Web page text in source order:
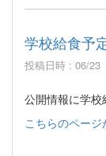
学校給食予
投稿日時 : 06/23
公開情報に学校
こちらのページ